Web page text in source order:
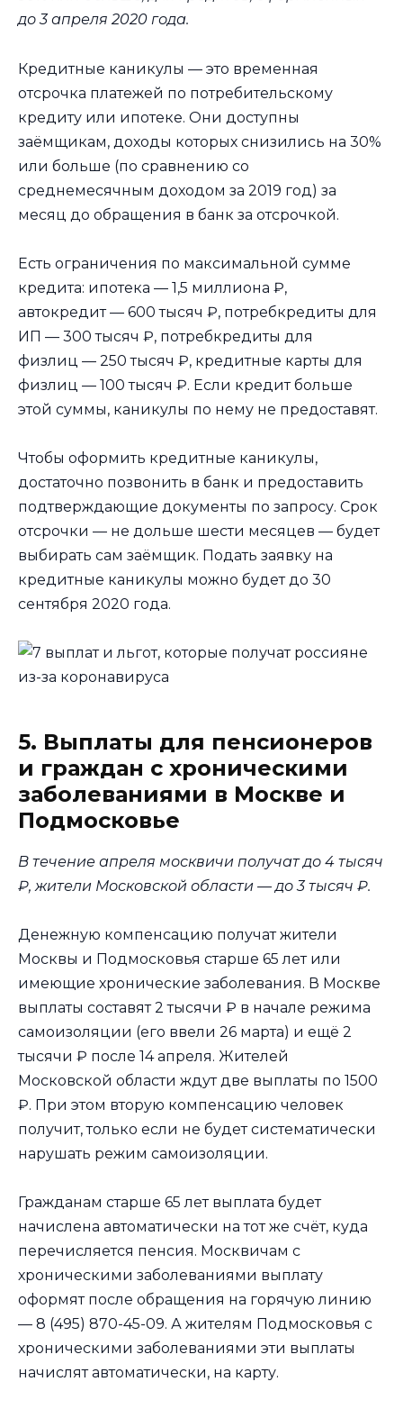
до 3 апреля 2020 года.
Кредитные каникулы — это временная
отсрочка платежей по потребительскому
кредиту или ипотеке. Они доступны
заёмщикам, доходы которых снизились на 30%
или больше (по сравнению со
среднемесячным доходом за 2019 год) за
месяц до обращения в банк за отсрочкой.
Есть ограничения по максимальной сумме
кредита: ипотека — 1,5 миллиона ₽,
автокредит — 600 тысяч ₽, потребкредиты для
ИП — 300 тысяч ₽, потребкредиты для
физлиц — 250 тысяч ₽, кредитные карты для
физлиц — 100 тысяч ₽. Если кредит больше
этой суммы, каникулы по нему не предоставят.
Чтобы оформить кредитные каникулы,
достаточно позвонить в банк и предоставить
подтверждающие документы по запросу. Срок
отсрочки — не дольше шести месяцев — будет
выбирать сам заёмщик. Подать заявку на
кредитные каникулы можно будет до 30
сентября 2020 года.
5. Выплаты для пенсионеров
и граждан с хроническими
заболеваниями в Москве и
Подмосковье
В течение апреля москвичи получат до 4 тысяч
₽, жители Московской области — до 3 тысяч ₽.
Денежную компенсацию получат жители
Москвы и Подмосковья старше 65 лет или
имеющие хронические заболевания. В Москве
выплаты составят 2 тысячи ₽ в начале режима
самоизоляции (его ввели 26 марта) и ещё 2
тысячи ₽ после 14 апреля. Жителей
Московской области ждут две выплаты по 1500
₽. При этом вторую компенсацию человек
получит, только если не будет систематически
нарушать режим самоизоляции.
Гражданам старше 65 лет выплата будет
начислена автоматически на тот же счёт, куда
перечисляется пенсия. Москвичам с
хроническими заболеваниями выплату
оформят после обращения на горячую линию
— 8 (495) 870-45-09. А жителям Подмосковья с
хроническими заболеваниями эти выплаты
начислят автоматически, на карту.